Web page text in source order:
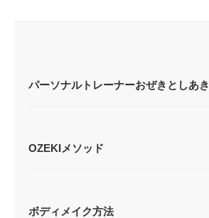
パーソナルトレーナーおぜきとしあき
OZEKIメソッド
ボディメイク方法